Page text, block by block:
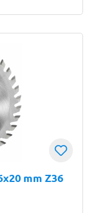
mm Z36